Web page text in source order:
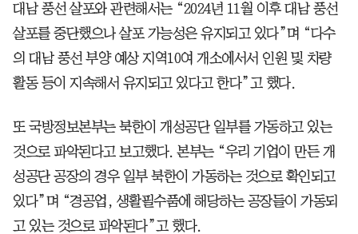
대남 풍선 살포와 관련해서는 “2024년 11월 이후 대남 풍선
살포를 중단했으나 살포 가능성은 유지되고 있다”며 “다수
의 대남 풍선 부양 예상 지역10여 개소에서서 인원 및 차량
활동 등이 지속해서 유지되고 있다고 한다”고 했다.
또 국방정보본부는 북한이 개성공단 일부를 가동하고 있는
것으로 파악된다고 보고했다. 본부는 “우리 기업이 만든 개
성공단 공장의 경우 일부 북한이 가동하는 것으로 확인되고
있다”며 “경공업, 생활필수품에 해당하는 공장들이 가동되
고 있는 것으로 파악된다”고 했다.